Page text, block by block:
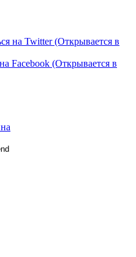
на Twitter (Открывается в
Facebook (Открывается в